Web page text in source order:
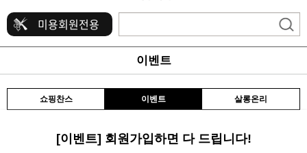
미용회원전용
이벤트
쇼핑찬스 이벤트 살롱온리
[이벤트] 회원가입하면 다 드립니다!